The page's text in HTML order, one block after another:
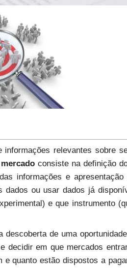
relevantes sobre
consiste na definição
informações e
ou usar dados já
e que instrumento
de uma
em que mercados
quanto estão dispostos a